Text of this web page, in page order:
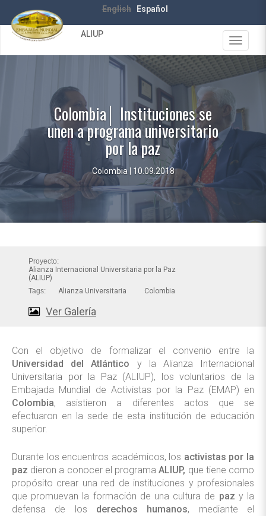
contenido
principal
English Español
Toggle
ALIUP
Colombia│ Instituciones se
unen a programa universitario
por la paz
Colombia | 10.09.2018
Proyecto:
Alianza Internacional Universitaria por la Paz
(ALIUP)
Tags:
Alianza Universitaria Colombia
Ver Galería
Con el objetivo de formalizar el convenio entre la
Universidad del Atlántico y la Alianza Internacional
Universitaria por la Paz (ALIUP), los voluntarios de la
Embajada Mundial de Activistas por la Paz (EMAP) en
Colombia, asistieron a diferentes actos que se
efectuaron en la sede de esta institución de educación
superior.
Durante los encuentros académicos, los activistas por la
paz dieron a conocer el programaALIUP, que tiene como
propósito crear una red de instituciones y profesionales
que promuevan la formación de una cultura de paz y la
defensa de los derechos humanos, mediante el